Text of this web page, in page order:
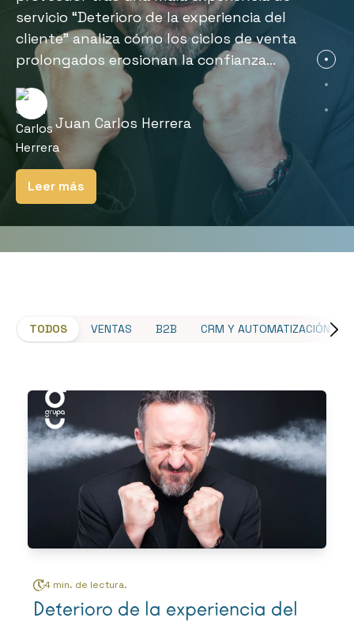
servicio “Deterioro de la experiencia del
cliente” analiza cómo los ciclos de venta
prolongados erosionan la confianza...
Juan Carlos Herrera
Leer más
ventas B2B ocurre cuando ciclos
prolongados hacen que propuestas
inicialmente innovadoras...
Juan Carlos Herrera
Leer más
ciclos prolongados genera fatiga,
burnout y pérdida de...
Juan Carlos Herrera
Leer más
TODOS VENTAS B2B CRM Y AUTOMATIZACIÓN
4 min. de lectura.
Deterioro de la experiencia del